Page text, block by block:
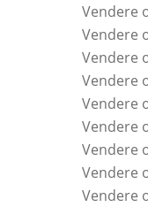
Vendere
Vendere
Vendere
Vendere